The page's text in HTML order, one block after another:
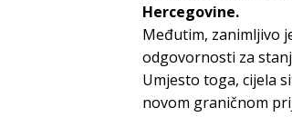
Hercegovine.
Međutim, zanimljivo
odgovornosti za
Umjesto toga, cijela
novom graničnom